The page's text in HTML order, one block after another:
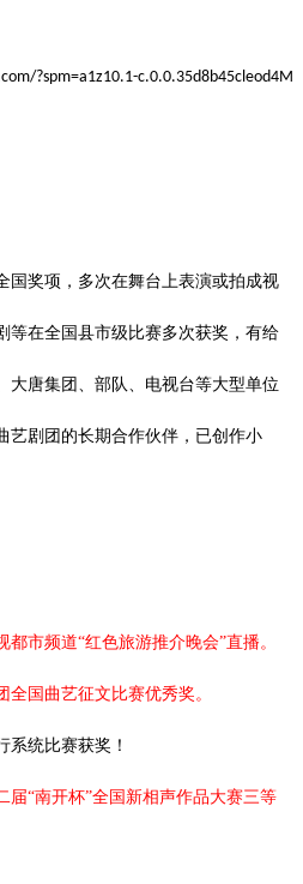
?spm=a1z10.1-c.0.0.35d8b45cleod4M
国奖项，多次在舞台上表演或拍成视
等在全国县市级比赛多次获奖，有给
大唐集团、部队、电视台等大型单位
艺剧团的长期合作伙伴，已创作小
都市频道“红色旅游推介晚会”直播。
国曲艺征文比赛优秀奖。
系统比赛获奖！
届“南开杯”全国新相声作品大赛三等